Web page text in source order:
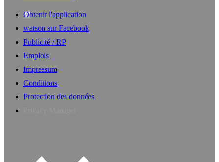
Obtenir l'application
watson sur Facebook
Publicité / RP
Emplois
Impressum
Conditions
Protection des données